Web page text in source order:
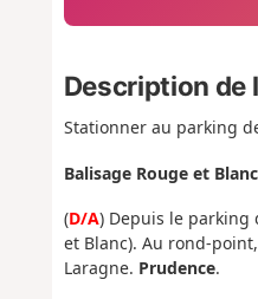
Description de
Stationner au parking
Balisage Rouge et
(D/A) Depuis le parking
et Blanc). Au rond-
Laragne. Prudence.